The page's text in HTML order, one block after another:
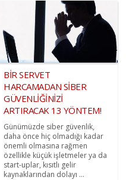
BİR SERVET
HARCAMADAN SİBER
GÜVENLİĞİNİZİ
ARTIRACAK 13 YÖNTEM!
Günümüzde siber güvenlik,
daha önce hiç olmadığı kadar
önemli olmasına rağmen
özellikle küçük işletmeler ya da
start-uplar, kısıtlı gelir
kaynaklarından dolayı ...